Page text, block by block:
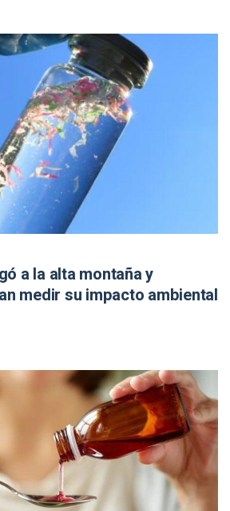
a la alta montaña y
medir su impacto ambiental